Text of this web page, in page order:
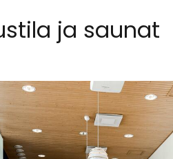
ja saunat